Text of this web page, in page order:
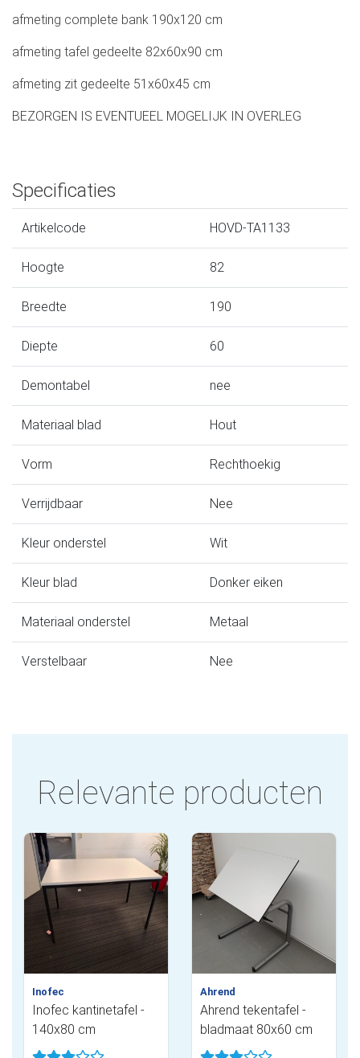
afmeting complete bank 190x120 cm
afmeting tafel gedeelte 82x60x90 cm
afmeting zit gedeelte 51x60x45 cm
BEZORGEN IS EVENTUEEL MOGELIJK IN OVERLEG
Specificaties
Artikelcode HOVD-TA1133
Hoogte 82
Breedte 190
Diepte 60
Demontabel nee
Materiaal blad Hout
Vorm Rechthoekig
Verrijdbaar Nee
Kleur onderstel Wit
Kleur blad Donker eiken
Materiaal onderstel Metaal
Verstelbaar Nee
Relevante producten
Inofec
Inofec kantinetafel -
140x80 cm
Ahrend
Ahrend tekentafel -
bladmaat 80x60 cm